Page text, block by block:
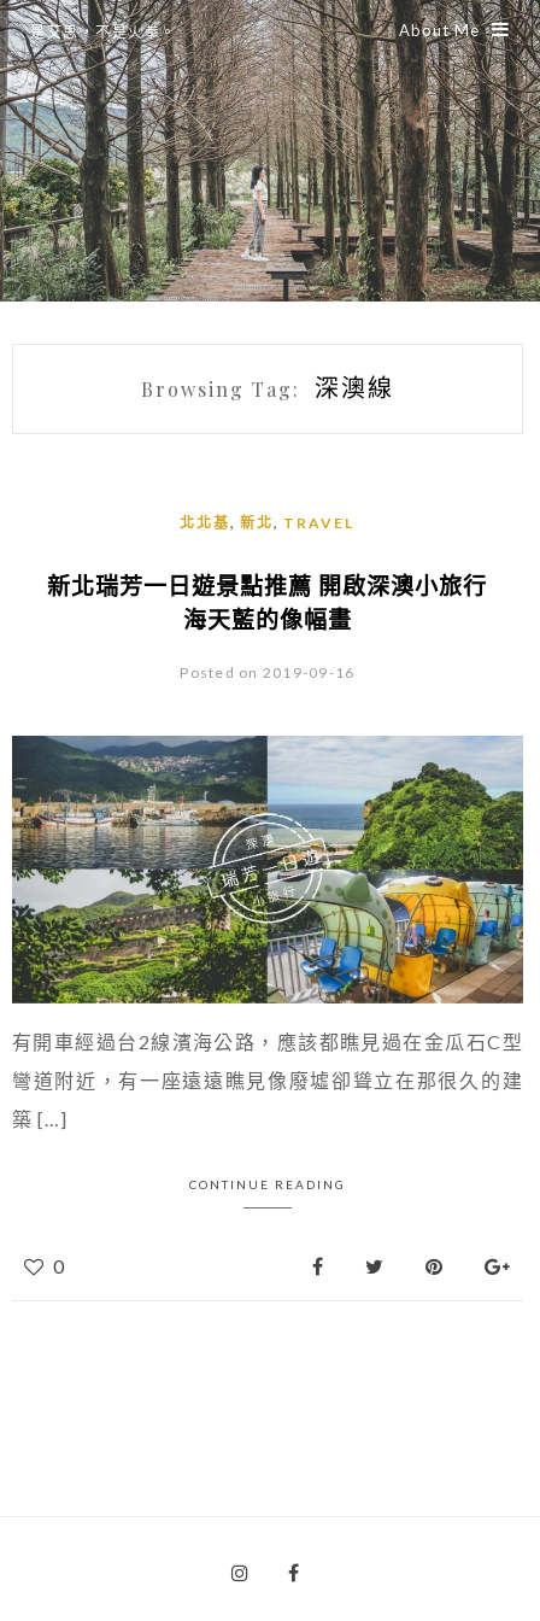
是艾思，不是火拳。 About Me
Browsing Tag: 深澳線
北北基,新北, TRAVEL
新北瑞芳一日遊景點推薦 開啟深澳小旅行
海天藍的像幅畫
Posted on 2019-09-16
有開車經過台2線濱海公路，應該都瞧見過在金瓜石C型
彎道附近，有一座遠遠瞧見像廢墟卻聳立在那很久的建
築 […]
CONTINUE READING
0